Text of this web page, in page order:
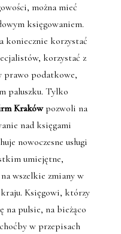
można mieć
księgowaniem.
koniecznie korzystać
korzystać z
prawo podatkowe,
paluszku. Tylko
Krakówpozwoli na
nad księgami
nowoczesne usługi
umiejętne,
wszelkie zmiany w
Księgowi, którzy
na pulsie, na bieżąco
w przepisach